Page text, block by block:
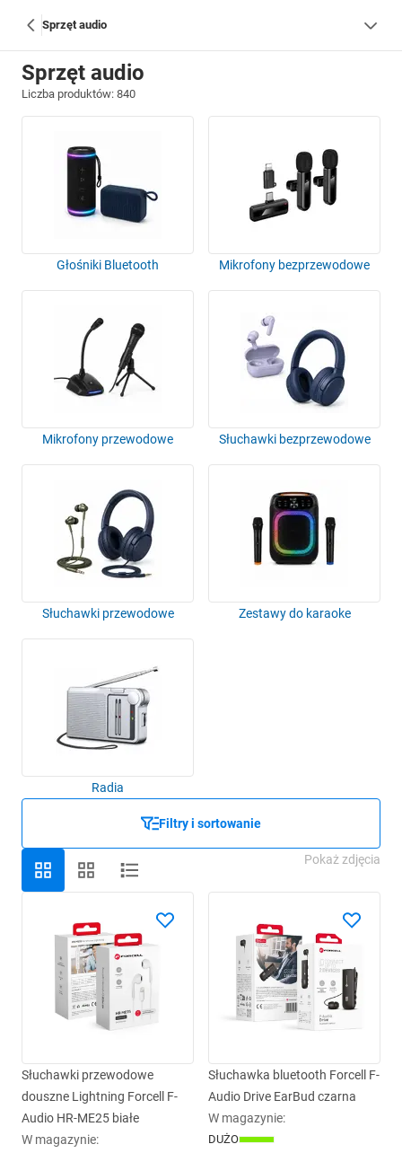
Sprzęt audio
Sprzęt audio
Liczba produktów: 840
Głośniki Bluetooth Mikrofony bezprzewodowe
Mikrofony przewodowe Słuchawki bezprzewodowe
Słuchawki przewodowe Zestawy do karaoke
Radia
Filtry i sortowanie
Pokaż zdjęcia
Słuchawki przewodowe
douszne Lightning Forcell F-
Audio HR-ME25 białe
W magazynie:
Słuchawka bluetooth Forcell F-
Audio Drive EarBud czarna
W magazynie:
DUŻO